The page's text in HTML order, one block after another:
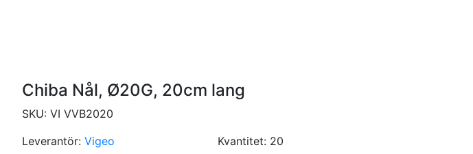
Chiba Nål, Ø20G, 20cm lang
SKU: VI VVB2020
Leverantör: Vigeo Kvantitet: 20